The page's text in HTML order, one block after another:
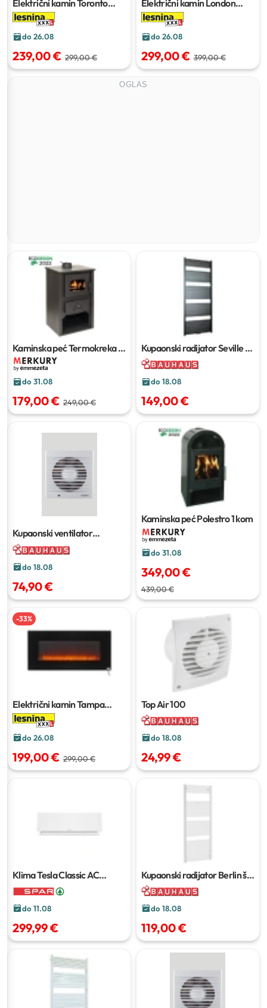
Električni kamin Toronto
88x83 cm
do 26.08
239,00 € 299,00 €
Električni kamin London
98x102 cm
do 26.08
299,00 € 399,00 €
OGLAS
Kaminska peć Termokreka1
kom
do 31.08
179,00 € 249,00 €
Kupaonski radijator Sevilleš
60 x v 158 cm
do 18.08
149,00 €
Kupaonski ventilator
'WPAB100ZH'
do 18.08
74,90 €
Kaminska peć Polestro1 kom
do 31.08
349,00 €
439,00 €
-33%
Električni kamin Tampa
127x46 cm
do 26.08
199,00 € 299,00 €
Top Air 100
do 18.08
24,99 €
Klima Tesla Classic AC
TC35M211W-1232IA Inverter
do 11.08
299,99 €
Kupaonski radijator Berlinš
60 x v 157 cm
do 18.08
119,00 €